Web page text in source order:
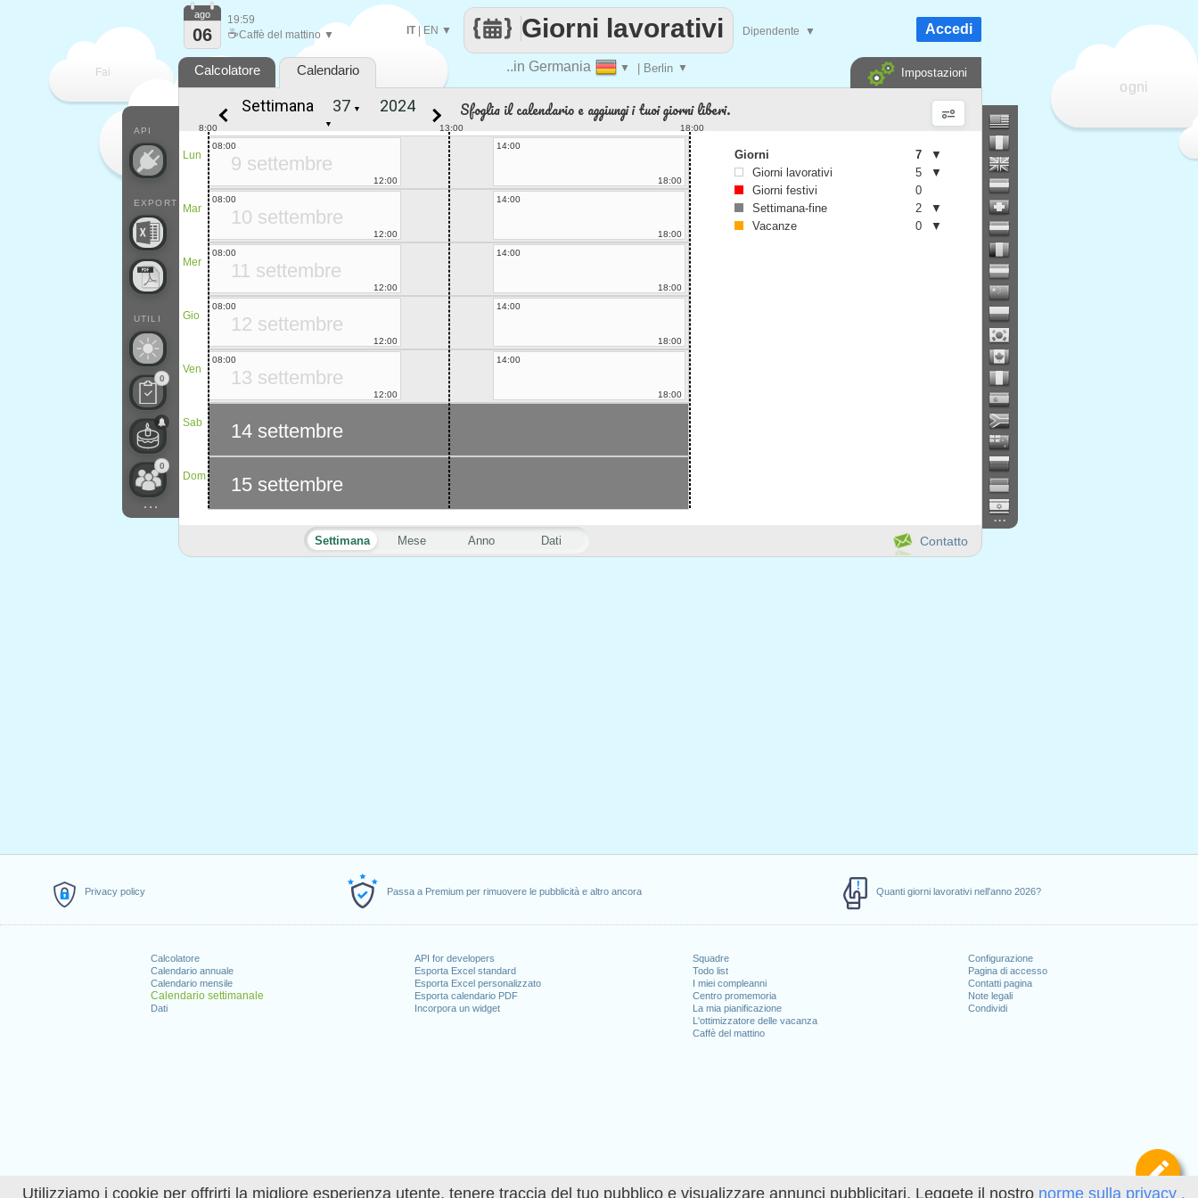
Utilizziamo i cookie per offrirti la migliore esperienza utente, tenere traccia del tuo pubblico e visualizzare annunci pubblicitari. Leggete il nostro norme sulla privacy .
Privacy policy Passa a Premium per rimuovere le pubblicità e altro ancora Quanti giorni lavorativi nell'anno 2026?
Calcolatore
Calendario annuale
Calendario mensile
Calendario settimanale
Dati
API for developers
Esporta Excel standard
Esporta Excel personalizzato
Esporta calendario PDF
Incorpora un widget
Squadre
Todo list
I miei compleanni
Centro promemoria
La mia pianificazione
L'ottimizzatore delle vacanza
Caffè del mattino
Configurazione
Pagina di accesso
Contatti pagina
Note legali
Condividi
Fai
contare
ogni
..in Germania ▼ | Berlin ▼
Giorni lavorativi
IT|EN ▼ Dipendente ▼
API
EXPORT
UTILI
0
0
...
ago
06
19:59
☕Caffè del mattino ▼ Accedi
Calcolatore Calendario Impostazioni
...
Contatto
Settimana Mese Anno Dati
Settimana
▼
▼
Sfoglia il calendario e aggiungi i tuoi giorni liberi.
Lun
Mar
Mer
Gio
Ven
Sab
Dom
13:00
8:00 18:00
9 settembre
08:00
12:00
14:00
18:00
10 settembre
08:00
12:00
14:00
18:00
11 settembre
08:00
12:00
14:00
18:00
12 settembre
08:00
12:00
14:00
18:00
13 settembre
08:00
12:00
14:00
18:00
14 settembre
15 settembre
Giorni 7
▼
Giorni lavorativi
5
▼
Giorni festivi
0
Settimana-fine
2
▼
Vacanze
0 ▼